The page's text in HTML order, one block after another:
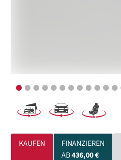
KAUFEN
FINANZIEREN
AB436,00 €